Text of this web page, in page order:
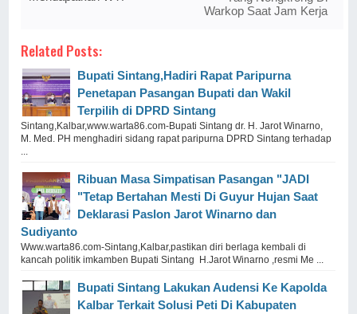
Warkop Saat Jam Kerja
Related Posts:
Bupati Sintang,Hadiri Rapat Paripurna
Penetapan Pasangan Bupati dan Wakil
Terpilih di DPRD Sintang
Sintang,Kalbar,www.warta86.com-Bupati Sintang dr. H. Jarot Winarno,
M. Med. PH menghadiri sidang rapat paripurna DPRD Sintang terhadap
Ribuan Masa Simpatisan Pasangan "JADI
"Tetap Bertahan Mesti Di Guyur Hujan Saat
Deklarasi Paslon Jarot Winarno dan
Sudiyanto
Www.warta86.com-Sintang,Kalbar,pastikan diri berlaga kembali di
kancah politik imkamben Bupati Sintang H.Jarot Winarno ,resmi Me ...
Bupati Sintang Lakukan Audensi Ke Kapolda
Kalbar Terkait Solusi Peti Di Kabupaten